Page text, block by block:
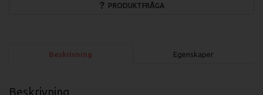
PRODUKTFRÅGA
Beskrivning Egenskaper
Beskrivning